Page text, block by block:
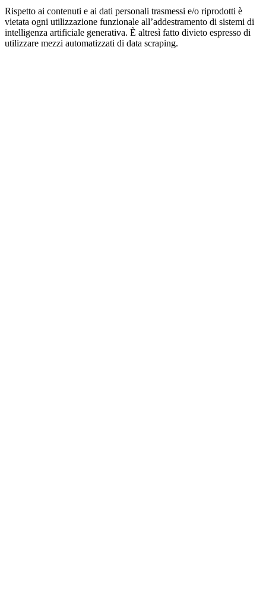
Rispetto ai contenuti e ai dati personali trasmessi e/o riprodotti è
vietata ogni utilizzazione funzionale all’addestramento di sistemi di
intelligenza artificiale generativa. È altresì fatto divieto espresso di
utilizzare mezzi automatizzati di data scraping.